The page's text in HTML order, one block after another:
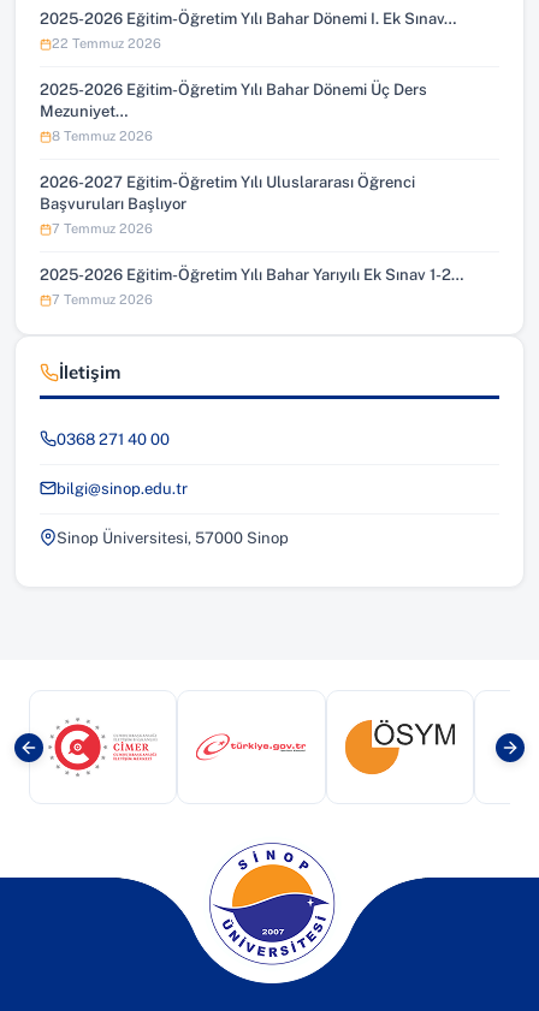
2025-2026 Eğitim-Öğretim Yılı Bahar Dönemi I. Ek Sınav…
22 Temmuz 2026
2025-2026 Eğitim-Öğretim Yılı Bahar Dönemi Üç Ders
Mezuniyet…
8 Temmuz 2026
2026-2027 Eğitim-Öğretim Yılı Uluslararası Öğrenci
Başvuruları Başlıyor
7 Temmuz 2026
2025-2026 Eğitim-Öğretim Yılı Bahar Yarıyılı Ek Sınav 1-2…
7 Temmuz 2026
İletişim
0368 271 40 00
bilgi@sinop.edu.tr
Sinop Üniversitesi, 57000 Sinop
(yeni sekmede açılır)(yeni sekmede açılır)(yeni sekmede
(yeni sekmede açılır)